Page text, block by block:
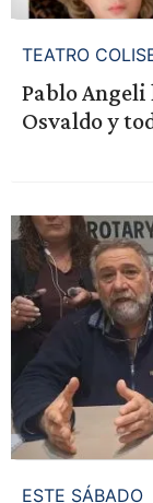
TEATRO
Pablo
Osvaldo y
ESTE SÁBADO